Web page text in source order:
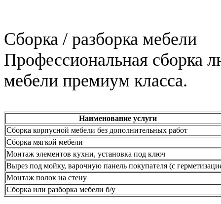
Сборка / разборка мебели
Профессиональная сборка
мебели премиум класса.
Наименование услуги
Cборка корпусной мебели без дополнительных работ
Cборка мягкой мебели
Монтаж элементов кухни, установка под ключ
Вырез под мойку, варочную панель покупателя (с
Монтаж полок на стену
Сборка или разборка мебели б/у